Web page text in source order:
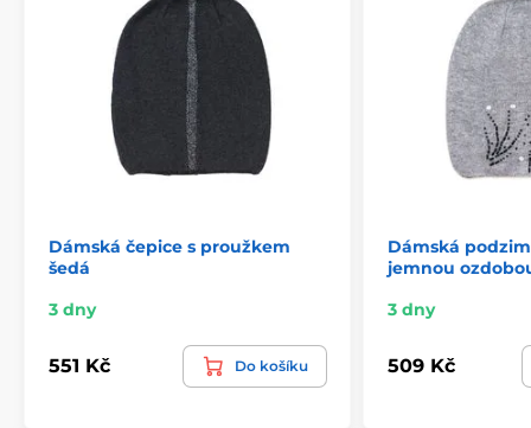
Dámská čepice s proužkem
šedá
3 dny
551 Kč Do košíku
Dámská
jemnou
3 dny
509 Kč